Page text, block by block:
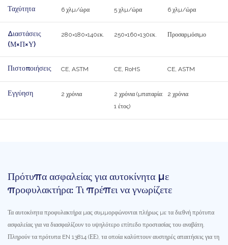
Ταχύτητα 6 χλμ/ώρα 5 χλμ/ώρα 6 χλμ/ώρα
Διαστάσεις
(Μ×Π×Υ)
280×180×140εκ. 250×160×130εκ. Προσαρμόσιμο
Πιστοποιήσεις CE, ASTM CE, RoHS CE, ASTM
Εγγύηση 2 χρόνια
2 χρόνια (μπαταρία:
1 έτος)
2 χρόνια
Πρότυπα ασφαλείας για αυτοκίνητα με
προφυλακτήρα: Τι πρέπει να γνωρίζετε
Τα αυτοκίνητα προφυλακτήρα μας συμμορφώνονται πλήρως με τα διεθνή πρότυπα
ασφαλείας για να διασφαλίζουν το υψηλότερο επίπεδο προστασίας του αναβάτη.
Πληρούν τα πρότυπα EN 13814 (ΕΕ), τα οποία καλύπτουν αυστηρές απαιτήσεις για τη